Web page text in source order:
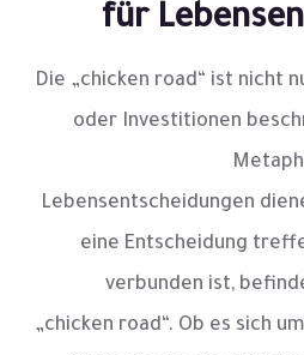
für
Die „chicken road“ ist nicht
oder Investitionen
Lebensentscheidungen
eine Entscheidung
verbunden ist,
„chicken road“. Ob es sich